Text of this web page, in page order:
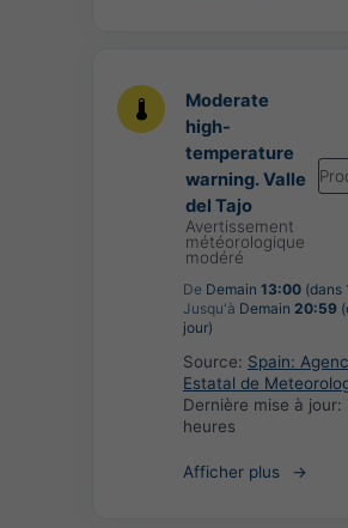
Moderate
high-
temperature
warning. Valle
del Tajo
Avertissement
météorologique
modéré
De Demain 13:00 (dans
Jusqu'à Demain 20:59
jour)
Source: Spain:
Estatal de
Dernière mise à jour:
heures
Afficher plus